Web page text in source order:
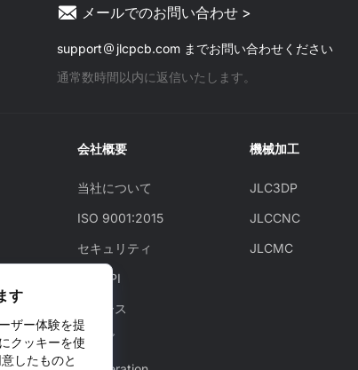
ントの挙動、屋外プリントを長持ちさせるコツも触れ
なぜ屋外耐久性が3Dプリントで重要なのか ガーデン
ライトホルダーやツールフックをプリントし、数......
launches-metalfuse-a-3d-printing-full-in-house-
forward-am-which-allows-small-batch-production-
of-metal-parts-with-full-design-freed/ 金属フィラメ
メールでのお問い合わせ >
support
jlcpcb.com までお問い合わせください
通常数時間以内に返信いたします。
会社概要
当社について
ISO 9001:2015
セキュリティ
JLCAPI
ニュース
ブログ
機械加工
JLC3DP
JLCCNC
JLCMC
す
ザー体験を提
クッキーを使
したものと